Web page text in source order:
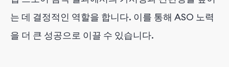
는 데 결정적인 역할을 합니다. 이를 통해 ASO 노력
을 더 큰 성공으로 이끌 수 있습니다.